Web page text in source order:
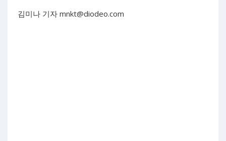
김미나 기자 mnkt@diodeo.com